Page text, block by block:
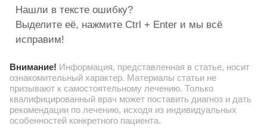
Нашли в тексте ошибку?
Выделите её, нажмите Ctrl + Enter и мы всё
исправим!
Внимание! Информация, представленная в статье, носит
ознакомительный характер. Материалы статьи не
призывают к самостоятельному лечению. Только
квалифицированный врач может поставить диагноз и дать
рекомендации по лечению, исходя из индивидуальных
особенностей конкретного пациента.